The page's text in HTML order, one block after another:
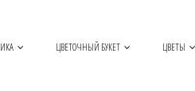
ЦВЕТОЧНЫЙ БУКЕТ ЦВЕТЫ